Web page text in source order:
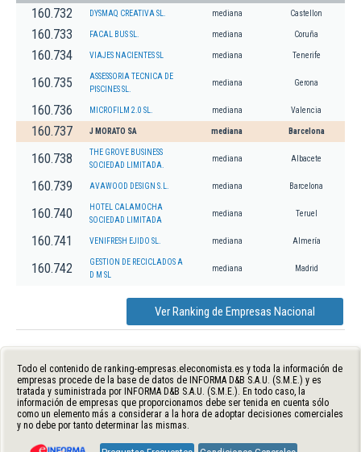
160.732 DYSMAQ CREATIVA SL. mediana Castellon
160.733 FACAL BUS SL. mediana Coruña
160.734 VIAJES NACIENTES SL mediana Tenerife
160.735
ASSESSORIA TECNICA DE
PISCINES SL.
mediana Gerona
160.736 MICROFILM 2.0 SL. mediana Valencia
160.737 J MORATO SA mediana Barcelona
160.738
THE GROVE BUSINESS
SOCIEDAD LIMITADA.
mediana Albacete
160.739 AVAWOOD DESIGN S.L. mediana Barcelona
160.740
HOTEL CALAMOCHA
SOCIEDAD LIMITADA
mediana Teruel
160.741 VENIFRESH EJIDO SL. mediana Almería
160.742
GESTION DE RECICLADOS A
D M SL
mediana Madrid
Ver Ranking de Empresas Nacional
Todo el contenido de ranking-empresas.eleconomista.es y toda la información de
empresas procede de la base de datos de INFORMA D&B S.A.U. (S.M.E.) y es
tratada y suministrada por INFORMA D&B S.A.U. (S.M.E.). En todo caso, la
información de empresas que proporcionamos debe ser tenida en cuenta sólo
como un elemento más a considerar a la hora de adoptar decisiones comerciales
y no debe por tanto determinar las mismas.